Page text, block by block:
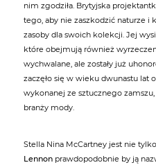
nim zgodziła. Brytyjska
tego, aby nie zaszkodzić naturze i
zasoby dla swoich kolekcji. Jej
które obejmują również
wychwalane, ale zostały już
zaczęło się w wieku dwunastu
wykonanej ze sztucznego zamszu,
branży mody.
Stella Nina McCartney jest nie tylko
Lennon prawdopodobnie by ją